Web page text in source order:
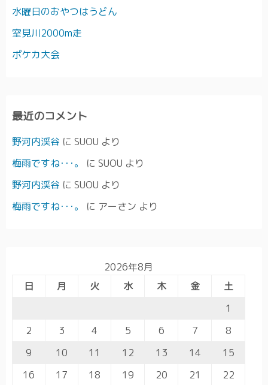
水曜日のおやつはうどん
室見川2000m走
ポケカ大会
最近のコメント
野河内渓谷 に SUOU より
梅雨ですね･･･。
に SUOU より
野河内渓谷 に SUOU より
梅雨ですね･･･。
に アーさン より
2026年8月
日
月 火 水 木 金
土
1
2
3 4 5 6 7
8
9
10 11 12 13 14
15
16
17 18 19 20 21 22